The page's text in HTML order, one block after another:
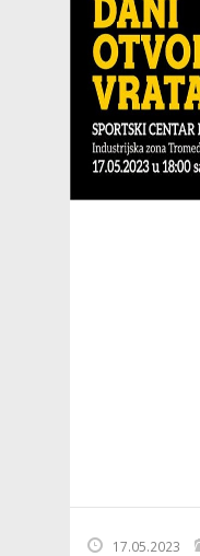
17.05.2023